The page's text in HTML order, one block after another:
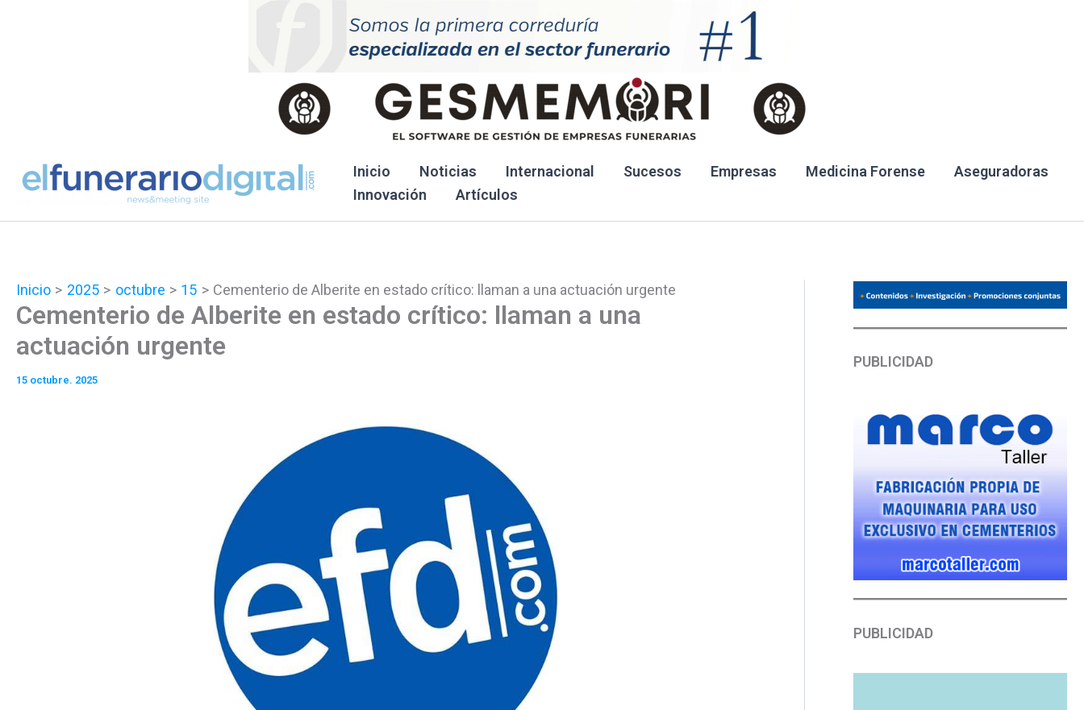
Inicio Noticias Internacional Sucesos Empresas Medicina Forense
Aseguradoras
Innovación
Artículos
Inicio 2025 octubre 15 Cementerio de Alberite en estado crítico: llaman a una actuación urgente
Cementerio de Alberite en estado crítico: llaman a una
actuación urgente
15 octubre. 2025
PUBLICIDAD
PUBLICIDAD